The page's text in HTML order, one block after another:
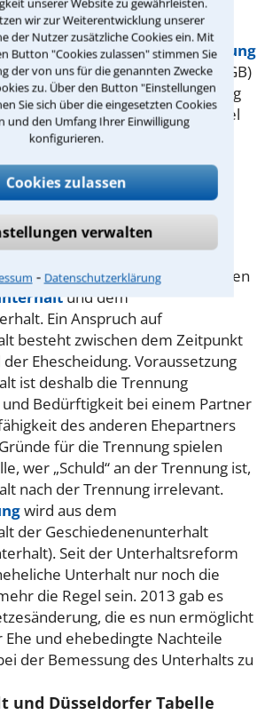
wir zur Weiterentwicklung unserer
der Nutzer zusätzliche Cookies ein. Mit
Button "Cookies zulassen" stimmen Sie
der von uns für die genannten Zwecke
zu. Über den Button "Einstellungen
Sie sich über die eingesetzten Cookies
und den Umfang Ihrer Einwilligung
konfigurieren.
Cookies zulassen
verwalten
⁃ Datenschutzerklärung
geregelt ist
denUnterhaltnach derTrennung
im Bürgerlichen Gesetzbuch (BGB)
mit dem Gesetz zur Änderung
(UÄndG) 2008 umgestaltet. Ziel
war die Förderung des
der nachehelichen
und eine Vereinfachung des
als Unterhalt nach der
beim Ehegattenunterhalt zwischen
und dem
Ein Anspruch auf
besteht zwischen dem Zeitpunkt
Ehescheidung. Voraussetzung
ist deshalb die Trennung
Bedürftigkeit bei einem Partner
des anderen Ehepartners
für die Trennung spielen
wer „Schuld“ an der Trennung ist,
nach der Trennung irrelevant.
wird aus dem
der Geschiedenenunterhalt
Seit der Unterhaltsreform
Unterhalt nur noch die
die Regel sein. 2013 gab es
die es nun ermöglicht
Ehe und ehebedingte Nachteile
der Bemessung des Unterhalts zu
und Düsseldorfer Tabelle